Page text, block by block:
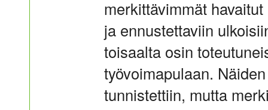
merkittävimmät
ja ennustettaviin
toisaalta osin
työvoimapulaan.
tunnistettiin, mutta